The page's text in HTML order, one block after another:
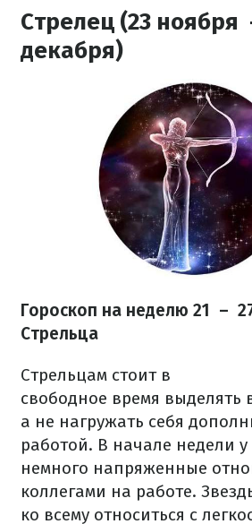
Стрелец (23 ноября
декабря)
Гороскоп на неделю 21 –
Стрельца
Стрельцам стоит в
свободное время выделять
а не нагружать себя
работой. В начале недели у
немного напряженные
коллегами на работе.
ко всему относиться с